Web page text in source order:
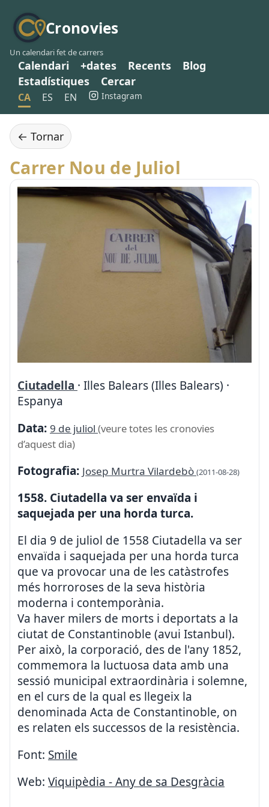
Cronovies
Un calendari fet de carrers
Calendari +dates Recents
Blog
Estadístiques
Cercar
CA ES EN Instagram
← Tornar
Carrer Nou de Juliol
Ciutadella · Illes Balears (Illes Balears) ·
Espanya
Data: 9 de juliol (veure totes les cronovies
d’aquest dia)
Fotografia: Josep Murtra Vilardebò (2011-08-28)
1558. Ciutadella va ser envaïda i
saquejada per una horda turca.
El dia 9 de juliol de 1558 Ciutadella va ser
envaïda i saquejada per una horda turca
que va provocar una de les catàstrofes
més horroroses de la seva història
moderna i contemporània.
Va haver milers de morts i deportats a la
ciutat de Constantinoble (avui Istanbul).
Per això, la corporació, des de l'any 1852,
commemora la luctuosa data amb una
sessió municipal extraordinària i solemne,
en el curs de la qual es llegeix la
denominada Acta de Constantinoble, on
es relaten els successos de la resistència.
Font: Smile
Web: Viquipèdia - Any de sa Desgràcia